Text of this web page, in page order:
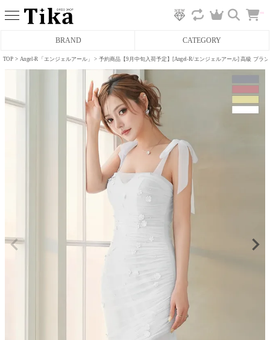
BRAND CATEGORY
フレアミニドレス
タイトロングドレス
へ
TOP Angel-R「エンジェルアール」 予約商品【9月中旬入荷予定】[Angel-R/エンジェルアール] 高級 ブラ